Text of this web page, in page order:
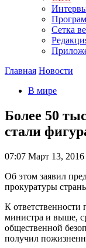
Сетка
Главная Новости
В мире
Более 50
стали
07:07 Март 13, 2016
Об этом заявил
прокуратуры
К ответственности
министра и выше,
общественной
получил